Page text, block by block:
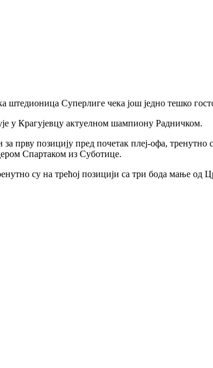
Суперлиге чека још једно тешко
у Крагујевцу актуелном шампиону Радничком.
прву позицију пред почетак плеј-офа, тренутно
Спартаком из Суботице.
су на трећој позицији са три бода мање од